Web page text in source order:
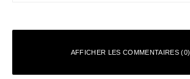
AFFICHER LES COMMENTAIRES (0)